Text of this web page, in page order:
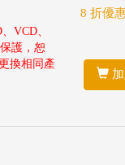
VCD、
護，恕
換相同產
8 折優
加